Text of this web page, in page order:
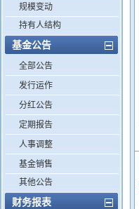
规模变动
持有人结构
基金公告
全部公告
发行运作
分红公告
定期报告
人事调整
基金销售
其他公告
财务报表